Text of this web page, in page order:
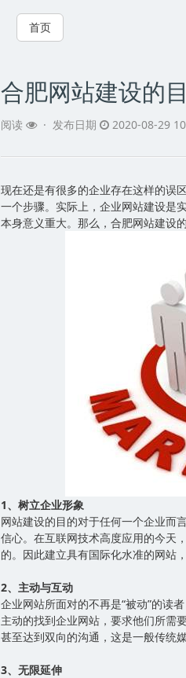
首页
合肥网站建设的
阅读 · 发布日期 2020-08-29
现在还是有很多的企业存在这样的误
一个步骤。实际上，企业网站建设是
本身意义重大。那么，合肥网站建设
1、树立企业形象
网站建设的目的对于任何一个企业而
信心。在互联网技术高度应用的今天
的。因此建立具有国际化水准的网站
2、主动与互动
企业网站所面对的不再是“被动”的读
主动的找到企业网站，要求他们所需
甚至达到双向的沟通，这是一般传
3、无限延伸